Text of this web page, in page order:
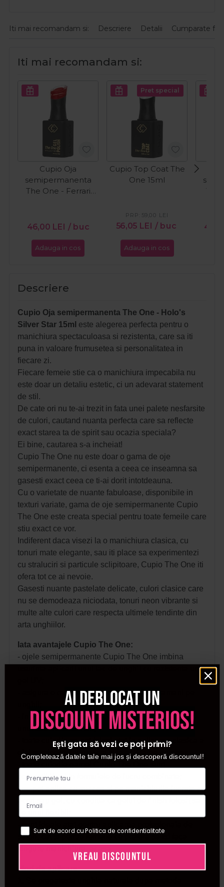
Iti mai recomandam si: Descriere Detalii Cumparate
Iti mai recomandam si:
Cupio Oja
semipermanenta
The One - Ferrari
46,00 LEI / buc
Adauga in cos
Pret special
Cupio Top Coat The
One 15ml
56,05 LEI / buc
PRP: 59,00 LEI
Adauga in cos
The
Descriere
Cupio Oja semipermanenta The One - Holo's
Silver Star 15ml este alegerea perfecta pentru o
manichiura spectaculoasa si rezistenta, care sa iti
puna in valoare frumusetea si personalitatea in
fiecare zi.
Fiecare femeie stie ca o manichiura impecabila nu
este doar un detaliu estetic, ci un adevarat statement
de stil.
De cate ori nu te-ai trezit in fata unei palete nesfarsite
de culori, cautand nuanta perfecta care sa reflecte
exact starea ta de spirit sau ocazia speciala?
Ei bine, cautarea s-a incheiat!
Cupio The One nu este doar o gama de oje
semipermanente, ci esenta a ceea ce inseamna sa
gasesti exact ceea ce ti-ai dorit intotdeauna.
Cu o varietate de nuante fabuloase, disponibile in
texturi variate, gama de oje semipermanente Cupio
The One este creata special pentru toate femeile care
stiu exact ce vor.
Indiferent daca visezi la o manichiura clasica, cu
tonuri mate elegante, sau iti place sa experimentezi
cu straluciri si particule sclipitoare, Cupio The One iti
ofera tot ce ai nevoie.
Gasesti nuante pastelate delicate, culori clasice care
nu se demodeaza niciodata, tonuri neon vibrante si
multe alte culori care respecta ultimele tendinte din
arta unghiilor.
Iata avantajele Cupio The One:
- ojele semipermanente Cupio The One imbina
usurinta aplicarii unui lac de unghii cu rezistenta unui
- asigura o rezistenta de pana la 4-6 saptamani pe
- in functie de necesitate, culorile se pot aplica intr-
unul sau doua straturi;
- toate culorile se pot folosi atat la aplicarea clasica a
ojei semipermanente, cat si la aplicarea cu apex.
compatibile si in formulele de lucru combinate;
- se pot aplica cu succes si pe manichiurile lucrate cu
- sunt ideale atat pentru aplicarea profesionala de
salon, cat si pentru femeile ce prefera sa isi faca
Mod de aplicare:
Ai deblocat un
discount misterios!
Ești gata să vezi ce poți primi?
Completează datele tale mai jos și descoperă discountul!
Sunt de acord cu Politica de confidentialitate
VREAU DISCOUNTUL